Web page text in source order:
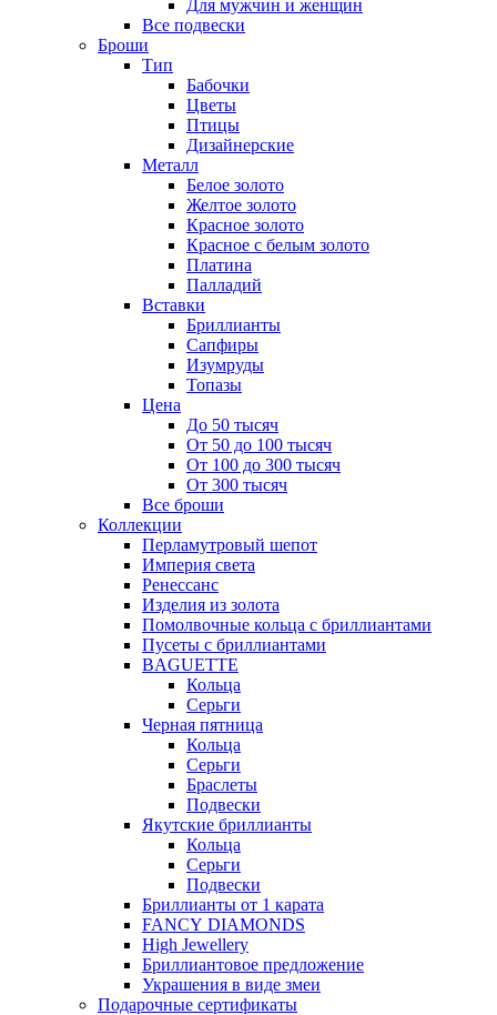
Для мужчин и женщин
Все подвески
Броши
Тип
Бабочки
Цветы
Птицы
Дизайнерские
Металл
Белое золото
Желтое золото
Красное золото
Красное с белым золото
Платина
Палладий
Вставки
Бриллианты
Сапфиры
Изумруды
Топазы
Цена
До 50 тысяч
От 50 до 100 тысяч
От 100 до 300 тысяч
От 300 тысяч
Все броши
Коллекции
Перламутровый шепот
Империя света
Ренессанс
Изделия из золота
Помолвочные кольца с бриллиантами
Пусеты с бриллиантами
BAGUETTE
Кольца
Серьги
Черная пятница
Кольца
Серьги
Браслеты
Подвески
Якутские бриллианты
Кольца
Серьги
Подвески
Бриллианты от 1 карата
FANCY DIAMONDS
High Jewellery
Бриллиантовое предложение
Украшения в виде змеи
Подарочные сертификаты